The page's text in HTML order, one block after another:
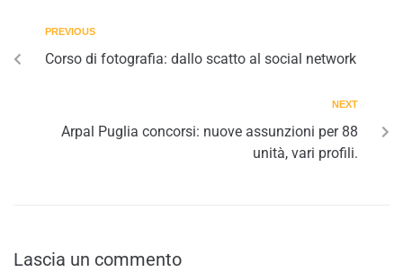
PREVIOUS
Corso di fotografia: dallo scatto al social network
NEXT
Arpal Puglia concorsi: nuove assunzioni per 88
unità, vari profili.
Lascia un commento